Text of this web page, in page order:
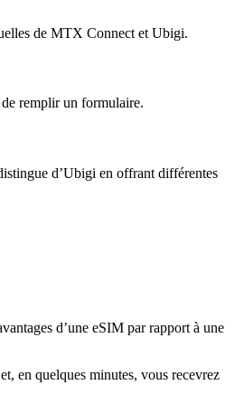
de MTX Connect et Ubigi.
remplir un formulaire.
d’Ubigi en offrant différentes
d’une eSIM par rapport à une
en quelques minutes, vous recevrez